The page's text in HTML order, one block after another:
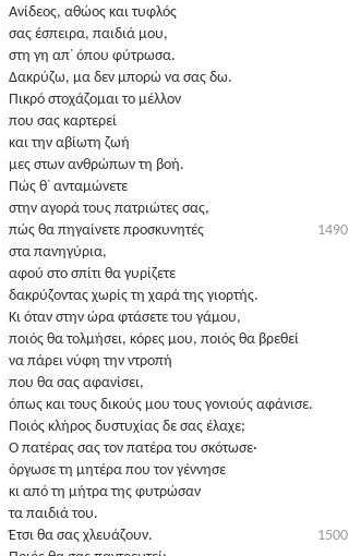
Ανίδεος, αθώος και τυφλός
σας έσπειρα, παιδιά μου,
στη γη απ᾽ όπου φύτρωσα.
Δακρύζω, μα δεν μπορώ να σας δω.
Πικρό στοχάζομαι το μέλλον
που σας καρτερεί
και την αβίωτη ζωή
μες στων ανθρώπων τη βοή.
Πώς θ᾽ ανταμώνετε
στην αγορά τους πατριώτες σας,
1490
πώς θα πηγαίνετε προσκυνητές
στα πανηγύρια,
αφού στο σπίτι θα γυρίζετε
δακρύζοντας χωρίς τη χαρά της γιορτής.
Κι όταν στην ώρα φτάσετε του γάμου,
ποιός θα τολμήσει, κόρες μου, ποιός θα βρεθεί
να πάρει νύφη την ντροπή
που θα σας αφανίσει,
όπως και τους δικούς μου τους γονιούς αφάνισε.
Ποιός κλήρος δυστυχίας δε σας έλαχε;
Ο πατέρας σας τον πατέρα του σκότωσε·
όργωσε τη μητέρα που τον γέννησε
κι από τη μήτρα της φυτρώσαν
τα παιδιά του.
1500
Έτσι θα σας χλευάζουν.